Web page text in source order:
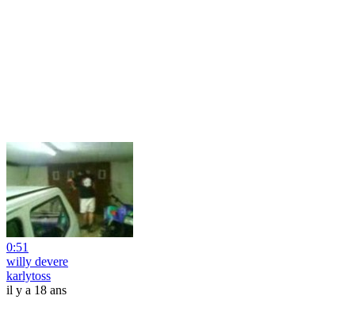
0:51
willy devere
karlytoss
il y a 18 ans